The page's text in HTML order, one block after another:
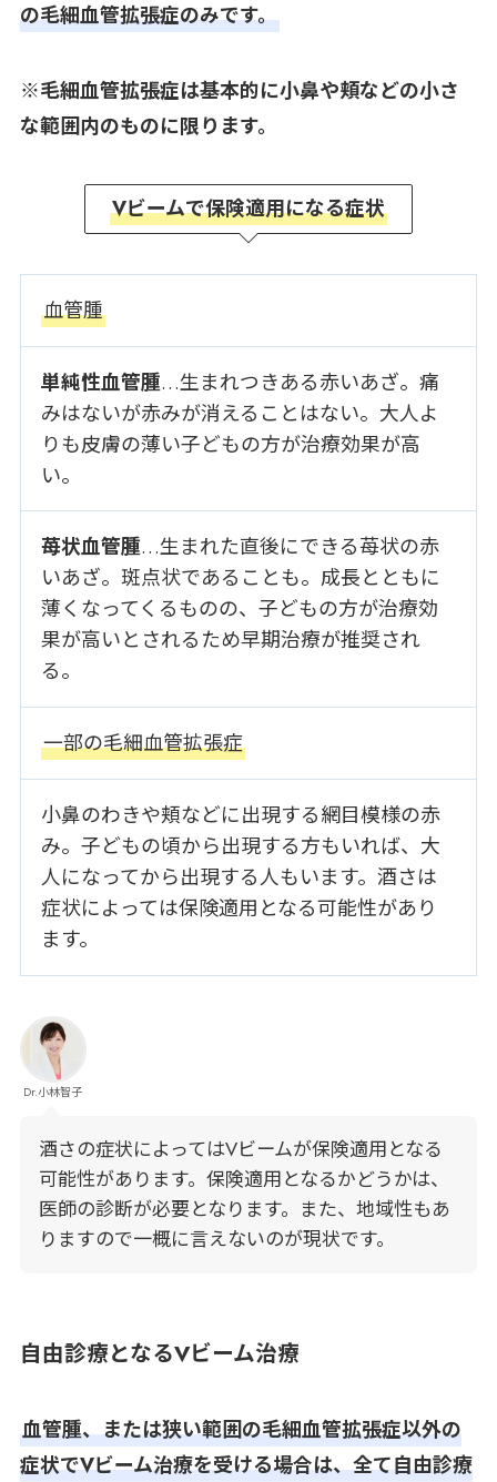
の毛細血管拡張症のみです。
※毛細血管拡張症は基本的に小鼻や頬などの小さ
な範囲内のものに限ります。
Vビームで保険適用になる症状
血管腫
単純性血管腫…生まれつきある赤いあざ。痛
みはないが赤みが消えることはない。大人よ
りも皮膚の薄い子どもの方が治療効果が高
い。
苺状血管腫…生まれた直後にできる苺状の赤
いあざ。斑点状であることも。成長とともに
薄くなってくるものの、子どもの方が治療効
果が高いとされるため早期治療が推奨され
る。
一部の毛細血管拡張症
小鼻のわきや頬などに出現する網目模様の赤
み。子どもの頃から出現する方もいれば、大
人になってから出現する人もいます。酒さは
症状によっては保険適用となる可能性があり
ます。
Dr.小林智子
酒さの症状によってはVビームが保険適用となる
可能性があります。保険適用となるかどうかは、
医師の診断が必要となります。また、地域性もあ
りますので一概に言えないのが現状です。
自由診療となるVビーム治療
血管腫、または狭い範囲の毛細血管拡張症以外の
症状でVビーム治療を受ける場合は、全て自由診療